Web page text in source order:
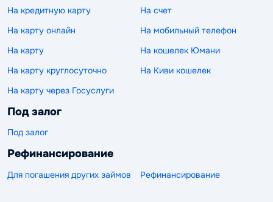
На кредитную карту
На счет
На карту онлайн
На мобильный телефон
На карту
На кошелек Юмани
На карту круглосуточно
На Киви кошелек
На карту через Госуслуги
Под залог
Под залог
Рефинансирование
Для погашения других займов Рефинансирование